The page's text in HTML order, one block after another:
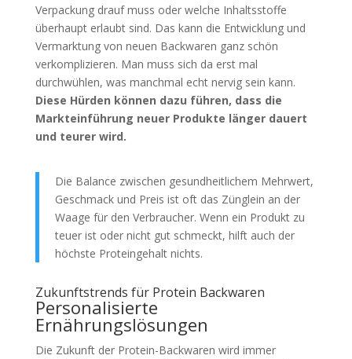
Verpackung drauf muss oder welche Inhaltsstoffe
überhaupt erlaubt sind. Das kann die Entwicklung und
Vermarktung von neuen Backwaren ganz schön
verkomplizieren. Man muss sich da erst mal
durchwühlen, was manchmal echt nervig sein kann.
Diese Hürden können dazu führen, dass die
Markteinführung neuer Produkte länger dauert
und teurer wird.
Die Balance zwischen gesundheitlichem Mehrwert,
Geschmack und Preis ist oft das Zünglein an der
Waage für den Verbraucher. Wenn ein Produkt zu
teuer ist oder nicht gut schmeckt, hilft auch der
höchste Proteingehalt nichts.
Zukunftstrends für Protein Backwaren
Personalisierte
Ernährungslösungen
Die Zukunft der Protein-Backwaren wird immer